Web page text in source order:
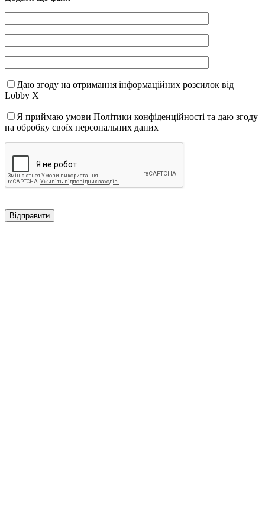
Даю згоду на отримання інформаційних розсилок від
Lobby X
Я приймаю умови Політики конфіденційності та даю згоду
на обробку своїх персональних даних